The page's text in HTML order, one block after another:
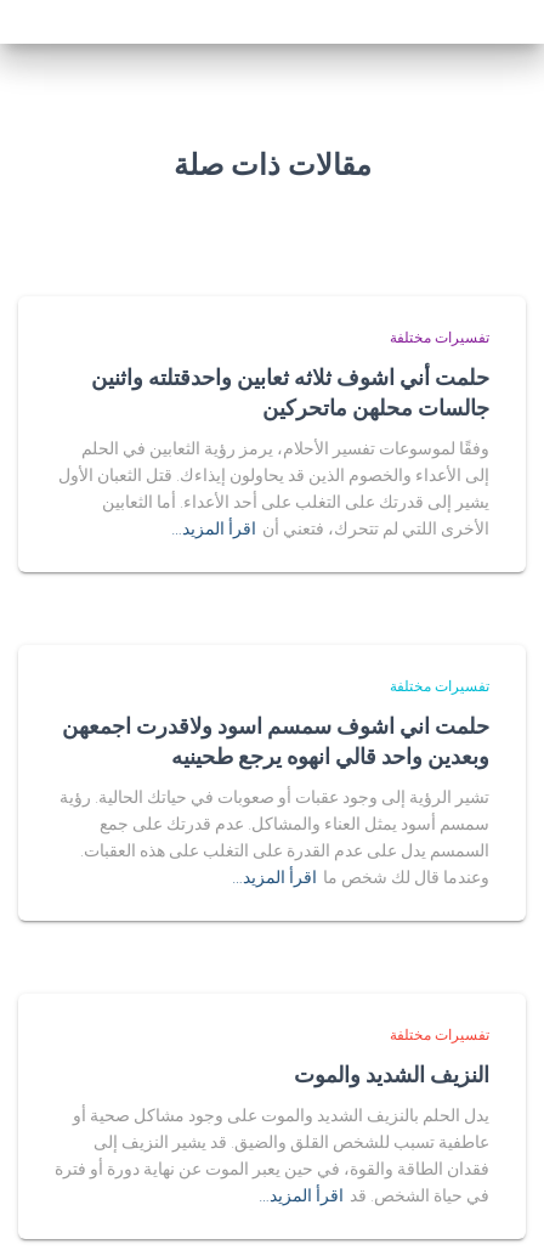
مقالات ذات صلة
تفسيرات مختلفة
حلمت أني اشوف ثلاثه ثعابين واحدقتلته واثنين
جالسات محلهن ماتحركين
وفقًا لموسوعات تفسير الأحلام، يرمز رؤية الثعابين في الحلم
إلى الأعداء والخصوم الذين قد يحاولون إيذاءك. قتل الثعبان الأول
يشير إلى قدرتك على التغلب على أحد الأعداء. أما الثعابين
الأخرى اللتي لم تتحرك، فتعني أن اقرأ المزيد…
تفسيرات مختلفة
حلمت اني اشوف سمسم اسود ولاقدرت اجمعهن
وبعدين واحد قالي انهوه يرجع طحينيه
تشير الرؤية إلى وجود عقبات أو صعوبات في حياتك الحالية. رؤية
سمسم أسود يمثل العناء والمشاكل. عدم قدرتك على جمع
السمسم يدل على عدم القدرة على التغلب على هذه العقبات.
وعندما قال لك شخص ما اقرأ المزيد…
تفسيرات مختلفة
النزيف الشديد والموت
يدل الحلم بالنزيف الشديد والموت على وجود مشاكل صحية أو
عاطفية تسبب للشخص القلق والضيق. قد يشير النزيف إلى
فقدان الطاقة والقوة، في حين يعبر الموت عن نهاية دورة أو فترة
في حياة الشخص. قد اقرأ المزيد…